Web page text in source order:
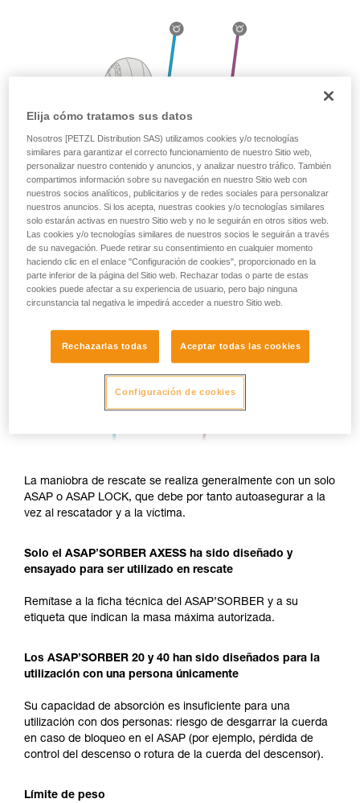
La maniobra de rescate se realiza generalmente con un solo
ASAP o ASAP LOCK, que debe por tanto autoasegurar a la
vez al rescatador y a la víctima.
Solo el ASAP’SORBER AXESS ha sido diseñado y
ensayado para ser utilizado en rescate
Remítase a la ficha técnica del ASAP’SORBER y a su
etiqueta que indican la masa máxima autorizada.
Los ASAP’SORBER 20 y 40 han sido diseñados para la
utilización con una persona únicamente
Su capacidad de absorción es insuficiente para una
utilización con dos personas: riesgo de desgarrar la cuerda
en caso de bloqueo en el ASAP (por ejemplo, pérdida de
control del descenso o rotura de la cuerda del descensor).
Límite de peso
Elija cómo tratamos sus datos
Nosotros [PETZL Distribution SAS) utilizamos cookies y/o tecnologías
similares para garantizar el correcto funcionamiento de nuestro Sitio web,
personalizar nuestro contenido y anuncios, y analizar nuestro tráfico. También
compartimos información sobre su navegación en nuestro Sitio web con
nuestros socios analíticos, publicitarios y de redes sociales para personalizar
nuestros anuncios. Si los acepta, nuestras cookies y/o tecnologías similares
solo estarán activas en nuestro Sitio web y no le seguirán en otros sitios web.
Las cookies y/o tecnologías similares de nuestros socios le seguirán a través
de su navegación. Puede retirar su consentimiento en cualquier momento
haciendo clic en el enlace "Configuración de cookies", proporcionado en la
parte inferior de la página del Sitio web. Rechazar todas o parte de estas
cookies puede afectar a su experiencia de usuario, pero bajo ninguna
circunstancia tal negativa le impedirá acceder a nuestro Sitio web.
Rechazarlas todas Aceptar todas las cookies
Configuración de cookies